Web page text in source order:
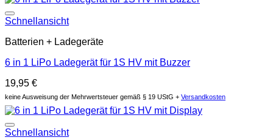
Schnellansicht
Batterien + Ladegeräte
6 in 1 LiPo Ladegerät für 1S HV mit Buzzer
19,95 €
keine Ausweisung der Mehrwertsteuer gemäß § 19 UStG + Versandkosten
Schnellansicht